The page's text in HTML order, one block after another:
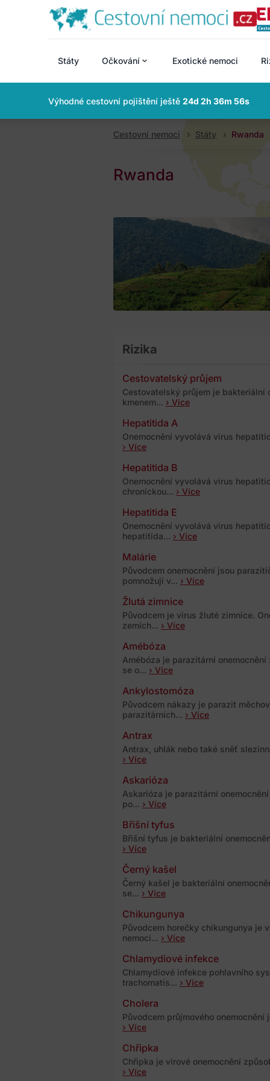
Státy Očkování Exotické nemoci
Výhodné cestovní pojištění ještě 24d 2h 36m 55s
Cestovní nemoci Státy Rwanda
Rwanda
Rizika
Cestovatelský průjem
Cestovatelský průjem je bakteriální
kmenem... › Více
Hepatitida A
Onemocnění vyvolává virus
› Více
Hepatitida B
Onemocnění vyvolává virus
chronickou... › Více
Hepatitida E
Onemocnění vyvolává virus
hepatitida... › Více
Malárie
Původcem onemocnění jsou
pomnožují v... › Více
Žlutá zimnice
Původcem je virus žluté zimnice.
zemích... › Více
Amébóza
Amébóza je parazitární
se o... › Více
Ankylostomóza
Původcem nákazy je parazit
parazitárních... › Více
Antrax
Antrax, uhlák nebo také sněť
› Více
Askarióza
Askarióza je parazitární
po... › Více
Břišní tyfus
Břišní tyfus je bakteriální
› Více
Černý kašel
Černý kašel je bakteriální
se... › Více
Chikungunya
Původcem horečky chikungunya je
nemoci... › Více
Chlamydiové infekce
Chlamydiové infekce pohlavního
trachomatis... › Více
Cholera
Původcem průjmového
› Více
Chřipka
Chřipka je virové onemocnění
› Více